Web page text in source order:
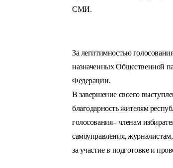
СМИ.
За легитимностью
назначенных Общественной
Федерации.
В завершение своего
благодарность жителям
голосования– членам
самоуправления,
за участие в подготовке и